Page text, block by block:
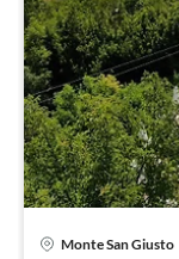
Monte San Giusto